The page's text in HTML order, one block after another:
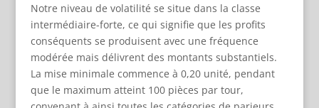
Notre niveau de volatilité se situe dans la classe
intermédiaire-forte, ce qui signifie que les profits
conséquents se produisent avec une fréquence
modérée mais délivrent des montants substantiels.
La mise minimale commence à 0,20 unité, pendant
que le maximum atteint 100 pièces par tour,